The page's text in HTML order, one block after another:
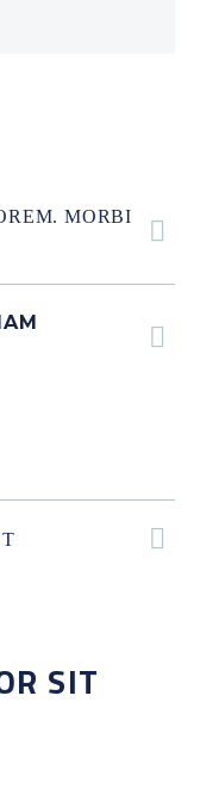
MORBI
SIT